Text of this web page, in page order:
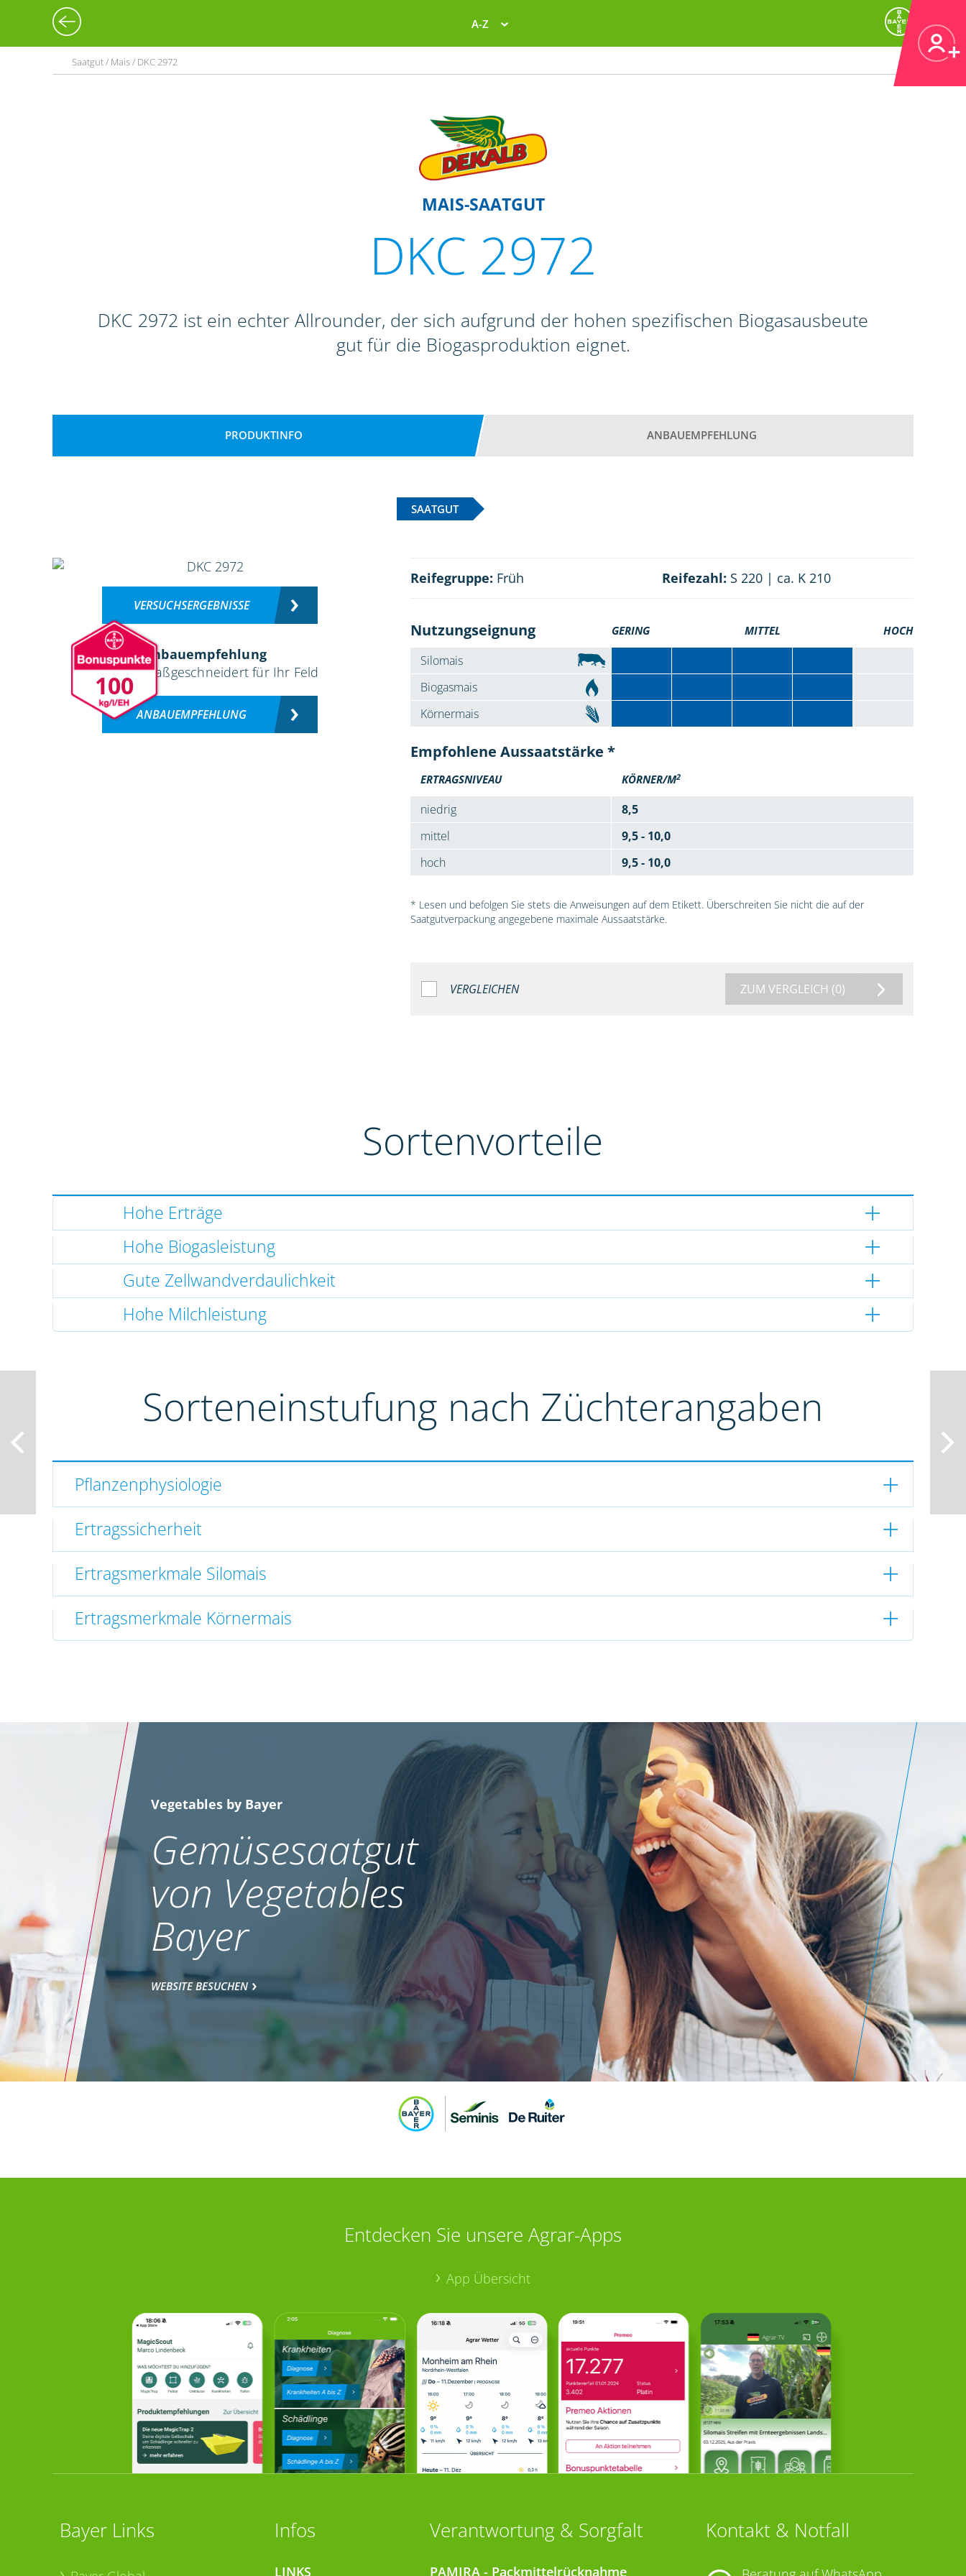
A-Z
Saatgut / Mais / DKC 2972
MAIS-SAATGUT
DKC 2972
DKC 2972 ist ein echter Allrounder, der sich aufgrund der hohen spezifischen Biogasausbeute
gut für die Biogasproduktion eignet.
PRODUKTINFO ANBAUEMPFEHLUNG
SAATGUT
100
VERSUCHSERGEBNISSE
Anbauempfehlung
maßgeschneidert für Ihr Feld
ANBAUEMPFEHLUNG
Reifegruppe: Früh Reifezahl: S 220 | ca. K 210
Nutzungseignung GERING MITTEL HOCH
Silomais
Biogasmais
Körnermais
Empfohlene Aussaatstärke *
ERTRAGSNIVEAU KÖRNER/M2
niedrig
8,5
mittel
9,5 - 10,0
hoch
9,5 - 10,0
* Lesen und befolgen Sie stets die Anweisungen auf dem Etikett. Überschreiten Sie nicht die auf der
Saatgutverpackung angegebene maximale Aussaatstärke.
VERGLEICHEN ZUM VERGLEICH (0)
Sortenvorteile
Hohe Erträge
Hohe Biogasleistung
Gute Zellwandverdaulichkeit
Hohe Milchleistung
Sorteneinstufung nach Züchterangaben
Pflanzenphysiologie
Ertragssicherheit
Ertragsmerkmale Silomais
Ertragsmerkmale Körnermais
Vegetables by Bayer
Gemüsesaatgut
von Vegetables
Bayer
WEBSITE BESUCHEN
Entdecken Sie unsere Agrar-Apps
App Übersicht
Bayer Links Infos
LINKS
Verantwortung & Sorgfalt
PAMIRA - Packmittelrücknahme
Kontakt & Notfall